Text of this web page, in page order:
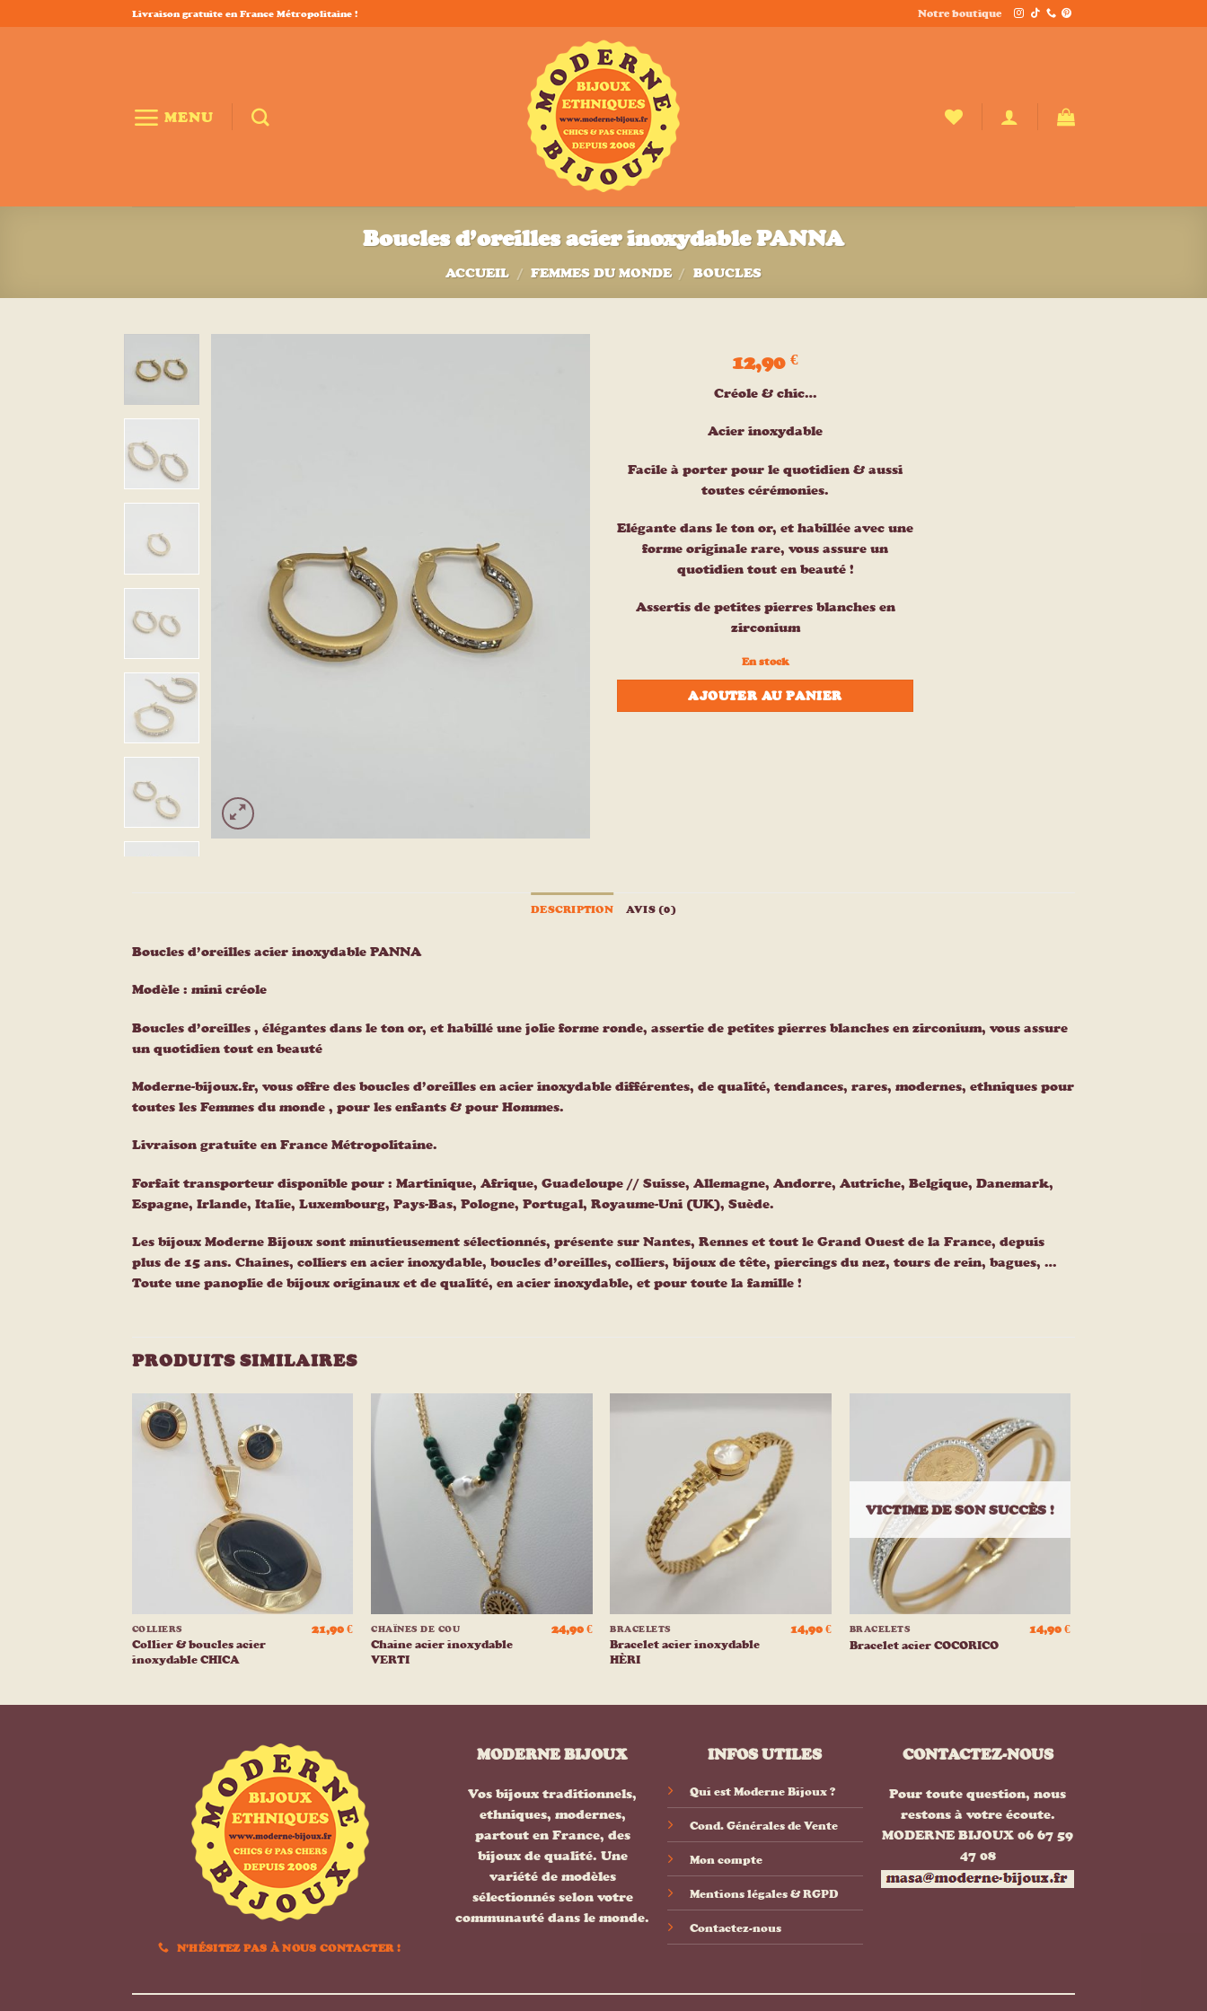
au
Livraison gratuite en France Métropolitaine ! Notre boutique
MENU
Boucles d’oreilles acier inoxydable PANNA
ACCUEIL / FEMMES DU MONDE / BOUCLES
12,90 €
Créole & chic…
Acier inoxydable
Facile à porter pour le quotidien & aussi
toutes cérémonies.
Elégante dans le ton or, et habillée avec une
forme originale rare, vous assure un
quotidien tout en beauté !
Assertis de petites pierres blanches en
zirconium
En stock
AJOUTER AU PANIER
DESCRIPTION AVIS (0)
Boucles d’oreilles acier inoxydable PANNA
Modèle : mini créole
Boucles d’oreilles , élégantes dans le ton or, et habillé une jolie forme ronde, assertie de petites pierres blanches en zirconium, vous assure
un quotidien tout en beauté
Moderne-bijoux.fr, vous offre des boucles d’oreilles en acier inoxydable différentes, de qualité, tendances, rares, modernes, ethniques pour
toutes les Femmes du monde , pour les enfants & pour Hommes.
Livraison gratuite en France Métropolitaine.
Forfait transporteur disponible pour : Martinique, Afrique, Guadeloupe // Suisse, Allemagne, Andorre, Autriche, Belgique, Danemark,
Espagne, Irlande, Italie, Luxembourg, Pays-Bas, Pologne, Portugal, Royaume-Uni (UK), Suède.
Les bijoux Moderne Bijoux sont minutieusement sélectionnés, présente sur Nantes, Rennes et tout le Grand Ouest de la France, depuis
plus de 15 ans. Chaines, colliers en acier inoxydable, boucles d’oreilles, colliers, bijoux de tête, piercings du nez, tours de rein, bagues, …
Toute une panoplie de bijoux originaux et de qualité, en acier inoxydable, et pour toute la famille !
PRODUITS SIMILAIRES
COLLIERS
Collier & boucles acier
inoxydable CHICA
21,90€ CHAÎNES DE COU
Chaine acier inoxydable
VERTI
24,90 €
Ajouter
à la
liste
d’envies
BRACELETS
Bracelet acier inoxydable
HÈRI
14,90 €
Ajouter
à la
liste
d’envies
VICTIME DE SON SUCCÈS !
BRACELETS
Bracelet acier COCORICO
14,90€
N'HÉSITEZ PAS À NOUS CONTACTER !
MODERNE BIJOUX
Vos bijoux traditionnels,
ethniques, modernes,
partout en France, des
bijoux de qualité. Une
variété de modèles
sélectionnés selon votre
communauté dans le monde.
INFOS UTILES
Qui est Moderne Bijoux ?
Cond. Générales de Vente
Mon compte
Mentions légales & RGPD
Contactez-nous
CONTACTEZ-NOUS
Pour toute question, nous
restons à votre écoute.
MODERNE BIJOUX 06 67 59
47 08